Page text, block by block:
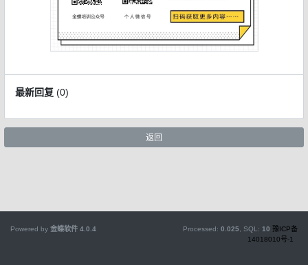
最新回复 (0)
返回
Powered by 金蝶软件 4.0.4 Processed: 0.025 , SQL: 10 豫ICP备
14018010号-1